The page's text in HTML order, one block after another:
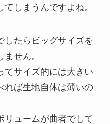
しまうんですよね。
したらビッグサイズを
せん。
てサイズ的には大きい
れば生地自体は薄いの
リュームが曲者でして